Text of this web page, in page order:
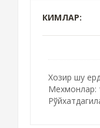
КИМЛАР:
Хозир шу
Мехмонлар: